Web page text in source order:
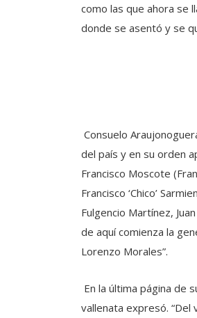
como las que ahora se
donde se asentó y se
Consuelo
del país y en su orden
Francisco Moscote
Francisco ‘Chico’
Fulgencio Martínez,
de aquí comienza la
Lorenzo Morales”.
En la última página de
vallenata expresó.